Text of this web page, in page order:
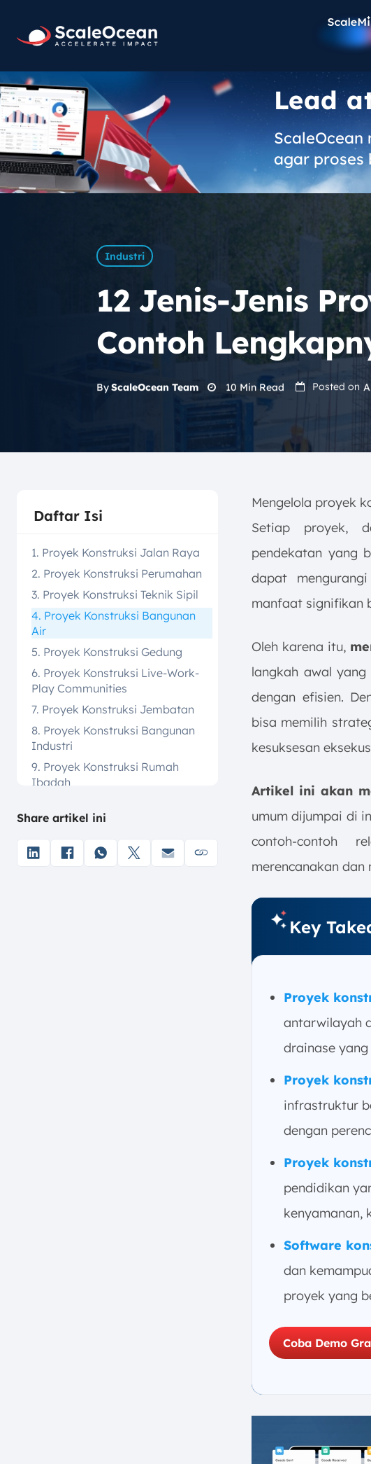
Lead
agar proses
Industri
12 Jenis-Jenis
Contoh
ByScaleOcean Team 10 Min Read Posted on
Daftar Isi
1. Proyek Konstruksi Jalan Raya
2. Proyek Konstruksi Perumahan
3. Proyek Konstruksi Teknik Sipil
4. Proyek Konstruksi Bangunan
Air
5. Proyek Konstruksi Gedung
6. Proyek Konstruksi Live-Work-
Play Communities
7. Proyek Konstruksi Jembatan
8. Proyek Konstruksi Bangunan
Industri
9. Proyek Konstruksi Rumah
Ibadah
12. Proyek Konstruksi Serbaguna
(Mixed-use)
13. Optimalkan Pelaksanaan
Share artikel ini
Mengelola proyek
Setiap proyek,
pendekatan yang
dapat
manfaat signifikan
Oleh karena itu,
langkah awal
dengan efisien.
bisa memilih
kesuksesan
Artikel ini akan
umum dijumpai di
contoh-contoh
merencanakan
Key
Proyek
antarwilayah
drainase
Proyek
infrastruktur
dengan
Proyek
pendidikan
kenyamanan,
Software
dan
proyek yang
Coba Demo